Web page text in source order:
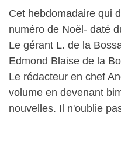
Cet hebdomadaire qui
numéro de Noël- daté
Le gérant L. de la
Edmond Blaise de la
Le rédacteur en chef
volume en devenant
nouvelles. Il n'oublie